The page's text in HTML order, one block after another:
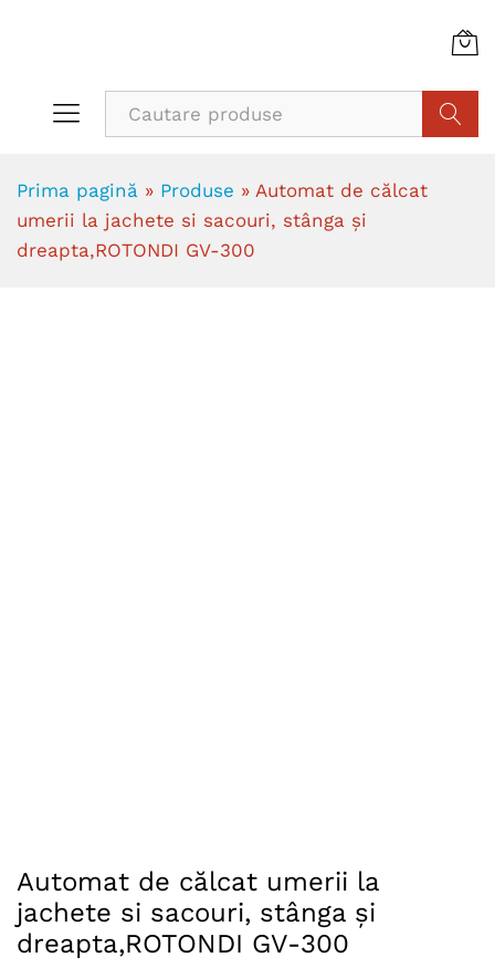
Prima pagină » Produse » Automat de călcat
umerii la jachete si sacouri, stânga şi
dreapta,ROTONDI GV-300
Automat de călcat umerii la
jachete si sacouri, stânga şi
dreapta,ROTONDI GV-300